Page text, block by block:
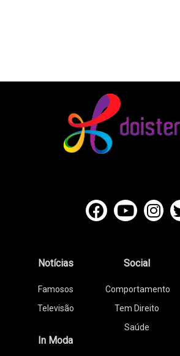
Notícias
Famosos
Televisão
In Moda
Social
Comportamento
Tem Direito
Saúde